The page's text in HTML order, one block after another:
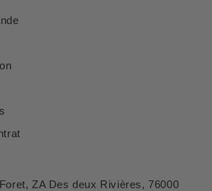
ZA Des deux Rivières, 76000